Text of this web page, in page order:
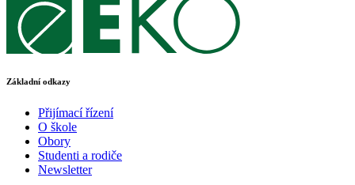
Základní odkazy
Přijímací řízení
O škole
Obory
Studenti a rodiče
Newsletter